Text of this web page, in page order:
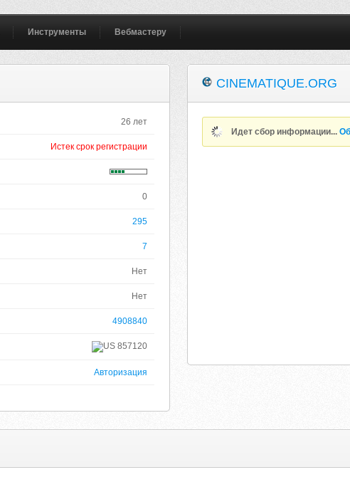
Инструменты Вебмастеру
26 лет
Истек срок регистрации
0
295
7
Нет
Нет
4908840
857120
Авторизация
CINEMATIQUE.ORG
Идет сбор информации...